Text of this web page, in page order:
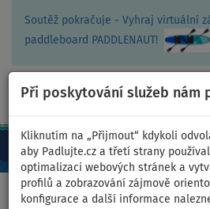
Soutěž pokračuje - Vyhraj virtuální
paddleboard PADDLENAUT!
Při poskytování služeb nám
Kliknutím na „Přijmout“ kdykoli
aby Padlujte.cz a třetí strany
optimalizaci webových stránek a
profilů a zobrazování zájmově
konfigurace a další informace
CZ/Kč
Domů >Oblečení